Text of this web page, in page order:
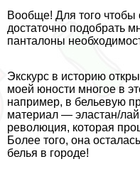
Вообще! Для того
достаточно подобрать
панталоны
Экскурс в историю
моей юности многое в
например, в бельевую
материал — эластан/
революция, которая
Более того, она
белья в городе!